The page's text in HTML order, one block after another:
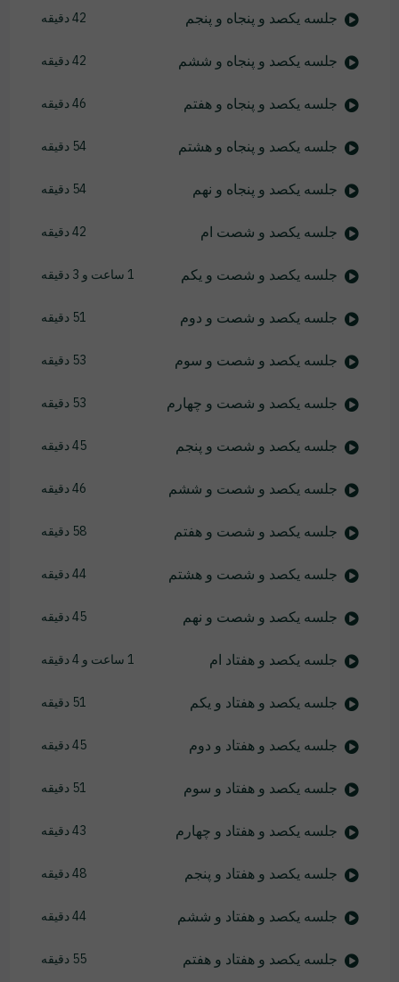
جلسه یکصد و پنجاه و پنجم 42 دقیقه
جلسه یکصد و پنجاه و ششم 42 دقیقه
جلسه یکصد و پنجاه و هفتم 46 دقیقه
جلسه یکصد و پنجاه و هشتم 54 دقیقه
جلسه یکصد و پنجاه و نهم 54 دقیقه
جلسه یکصد و شصت ام 42 دقیقه
جلسه یکصد و شصت و یکم 1 ساعت و 3 دقیقه
جلسه یکصد و شصت و دوم 51 دقیقه
جلسه یکصد و شصت و سوم 53 دقیقه
جلسه یکصد و شصت و چهارم 53 دقیقه
جلسه یکصد و شصت و پنجم 45 دقیقه
جلسه یکصد و شصت و ششم 46 دقیقه
جلسه یکصد و شصت و هفتم 58 دقیقه
جلسه یکصد و شصت و هشتم 44 دقیقه
جلسه یکصد و شصت و نهم 45 دقیقه
جلسه یکصد و هفتاد ام 1 ساعت و 4 دقیقه
جلسه یکصد و هفتاد و یکم 51 دقیقه
جلسه یکصد و هفتاد و دوم 45 دقیقه
جلسه یکصد و هفتاد و سوم 51 دقیقه
جلسه یکصد و هفتاد و چهارم 43 دقیقه
جلسه یکصد و هفتاد و پنجم 48 دقیقه
جلسه یکصد و هفتاد و ششم 44 دقیقه
جلسه یکصد و هفتاد و هفتم 55 دقیقه